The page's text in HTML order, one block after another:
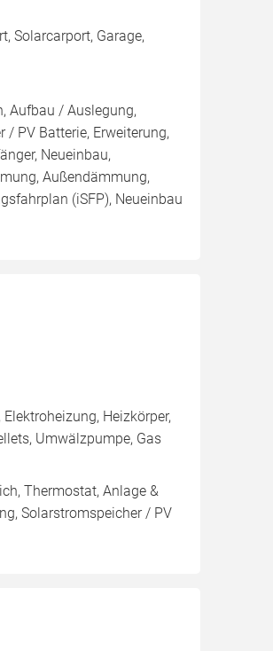
Solarcarport, Garage,
Aufbau / Auslegung,
PV Batterie, Erweiterung,
Neueinbau,
Außendämmung,
(iSFP), Neueinbau
Heizkörper,
Umwälzpumpe, Gas
Thermostat, Anlage &
Solarstromspeicher / PV